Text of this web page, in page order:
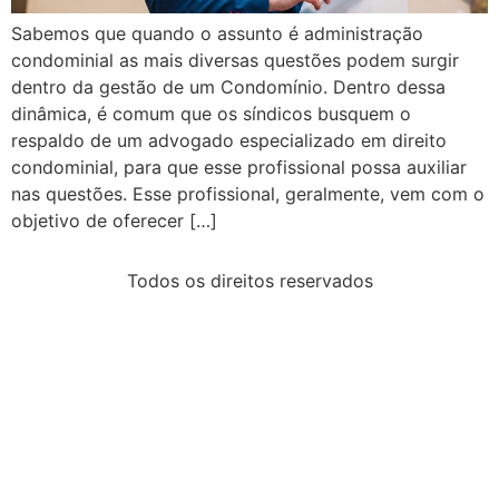
Sabemos que quando o assunto é administração
condominial as mais diversas questões podem surgir
dentro da gestão de um Condomínio. Dentro dessa
dinâmica, é comum que os síndicos busquem o
respaldo de um advogado especializado em direito
condominial, para que esse profissional possa auxiliar
nas questões. Esse profissional, geralmente, vem com o
objetivo de oferecer […]
Todos os direitos reservados